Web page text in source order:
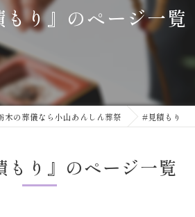
り』のページ一覧
木の葬儀なら小山あんしん葬祭 #見積もり
もり』のページ一覧